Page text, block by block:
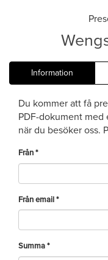
Information
Du kommer att få
PDF-dokument
när du besöker oss.
Från *
Från email *
Summa *